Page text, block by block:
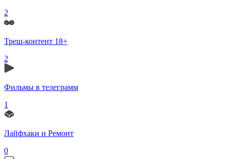
2
Треш-контент 18+
2
Фильмы в телеграмм
1
Лайфхаки и Ремонт
0